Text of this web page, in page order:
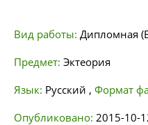
Вид работы: Дипломная
Предмет: Эктеория
Язык: Русский , Формат
Опубликовано: 2015-10-